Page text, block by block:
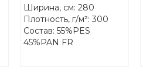
Treartex 2090-68
Ширина, см: 280
Плотность, г/м²: 300
Состав: 55%PES
45%PAN FR